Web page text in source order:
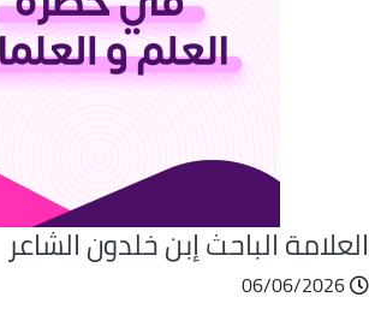
الباحث إبن خلدون الشاعر
06/06/2026